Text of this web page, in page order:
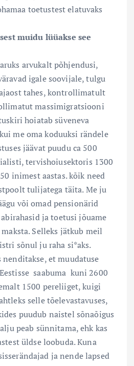
toetustest elatuvaks
muidu lüüakse see
arvukalt põhjendusi,
igale soovijale, tulgu
tahes, kontrollimatult
massimigratsiooni
hoiatab süveneva
me oma koduuksi rändele
jäävat puudu ca 500
tervishoiusektoris 1300
inimest aastas. kõik need
tulijatega täita. Me ju
või omad pensionärid
ja toetusi jõuame
Selleks jätkub meil
sõnul ju raha si*aks.
nenditakse, et muudatuse
saabuma kuni 2600
1500 pereliiget, kuigi
selle tõelevastavuses,
puudub naistel sõnaõigus
peab sünnitama, ehk kas
üldse loobuda. Kuna
ja nende lapsed